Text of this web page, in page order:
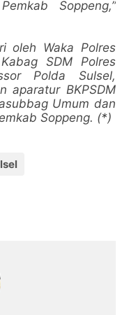
Soppeng,”
oleh Waka Polres
SDM Polres
Polda Sulsel,
aparatur BKPSDM
Umum dan
Soppeng. (*)